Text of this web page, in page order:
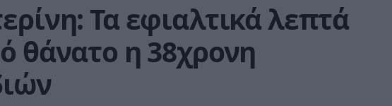
Τα εφιαλτικά λεπτά
θάνατο η 38χρονη